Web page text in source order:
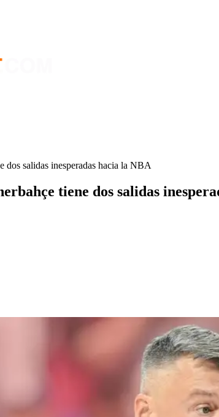
dos salidas inesperadas hacia la NBA
tiene dos salidas